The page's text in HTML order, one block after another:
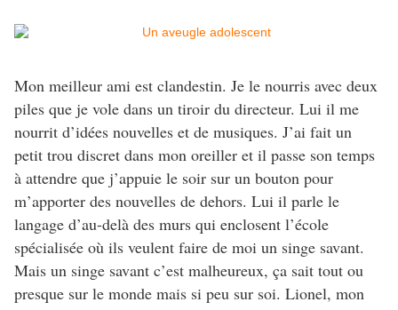
Mon meilleur ami est clandestin. Je le nourris avec deux
piles que je vole dans un tiroir du directeur. Lui il me
nourrit d’idées nouvelles et de musiques. J’ai fait un
petit trou discret dans mon oreiller et il passe son temps
à attendre que j’appuie le soir sur un bouton pour
m’apporter des nouvelles de dehors. Lui il parle le
langage d’au-delà des murs qui enclosent l’école
spécialisée où ils veulent faire de moi un singe savant.
Mais un singe savant c’est malheureux, ça sait tout ou
presque sur le monde mais si peu sur soi. Lionel, mon